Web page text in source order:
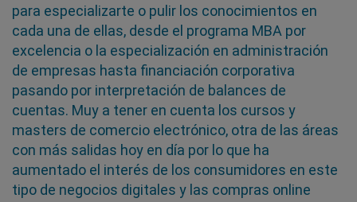
para especializarte o pulir los conocimientos en
cada una de ellas, desde el programa MBA por
excelencia o la especialización en administración
de empresas hasta financiación corporativa
pasando por interpretación de balances de
cuentas. Muy a tener en cuenta los cursos y
masters de comercio electrónico, otra de las áreas
con más salidas hoy en día por lo que ha
aumentado el interés de los consumidores en este
tipo de negocios digitales y las compras online